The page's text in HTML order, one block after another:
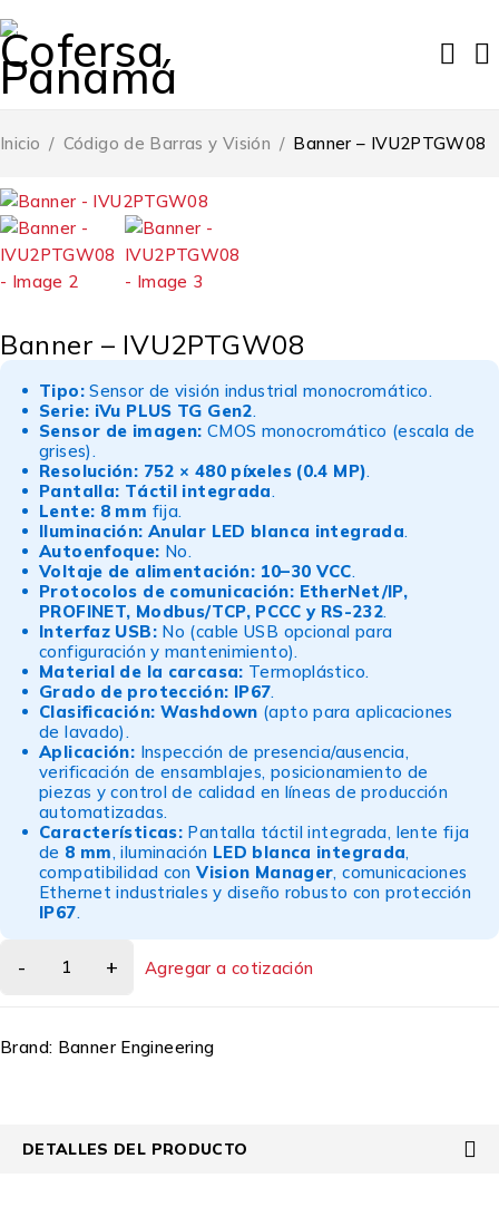
Inicio / Código de Barras y Visión / Banner – IVU2PTGW08
Banner – IVU2PTGW08
Tipo:Sensor de visión industrial monocromático.
Serie: iVu PLUS TG Gen2.
Sensor de imagen: CMOS monocromático (escala de
grises).
Resolución: 752 × 480 píxeles (0.4 MP).
Pantalla: Táctil integrada.
Lente: 8 mm fija.
Iluminación: Anular LED blanca integrada.
Autoenfoque: No.
Voltaje de alimentación: 10–30 VCC.
Protocolos de comunicación: EtherNet/IP,
PROFINET, Modbus/TCP, PCCC y RS-232.
Interfaz USB:No (cable USB opcional para
configuración y mantenimiento).
Material de la carcasa: Termoplástico.
Grado de protección: IP67.
Clasificación: Washdown (apto para aplicaciones
de lavado).
Aplicación: Inspección de presencia/ausencia,
verificación de ensamblajes, posicionamiento de
piezas y control de calidad en líneas de producción
automatizadas.
Características: Pantalla táctil integrada, lente fija
de 8 mm, iluminación LED blanca integrada,
compatibilidad conVision Manager, comunicaciones
Ethernet industriales y diseño robusto con protección
IP67.
Agregar a cotización
Brand: Banner Engineering
DETALLES DEL PRODUCTO